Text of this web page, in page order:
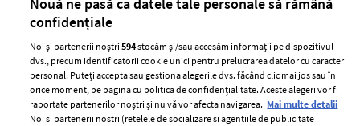
Nouă ne pasă ca datele tale personale să rămână
confidențiale
Noi și partenerii noștri594stocăm și/sau accesăm informații pe dispozitivul
dvs., precum identificatorii cookie unici pentru prelucrarea datelor cu caracter
personal. Puteți accepta sau gestiona alegerile dvs. făcând clic mai jos sau în
orice moment, pe pagina cu politica de confidențialitate. Aceste alegeri vor fi
raportate partenerilor noștri și nu vă vor afecta navigarea. Mai multe detalii
Noi si partenerii nostri (retelele de socializare si agentiile de publicitate